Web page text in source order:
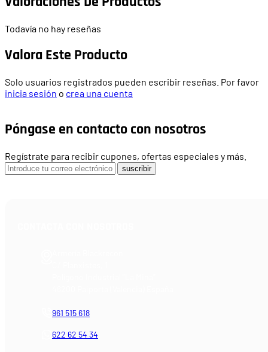
Todavía no hay reseñas
Valora Este Producto
Solo usuarios registrados pueden escribir reseñas. Por favor
inicia sesión o crea una cuenta
Póngase en contacto con nosotros
Regístrate para recibir cupones, ofertas especiales y más.
suscribir
961 515 618
622 62 54 34